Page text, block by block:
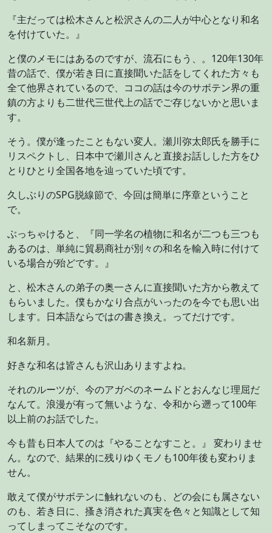
『主だっては松木さんと松沢さんの二人が中心となり和名
を付けていた。』
と僕のメモにはあるのですが、流石にもう、。120年130年
昔の話で、僕が若き日に直接聞いた話をしてくれた方々も
全て他界されているので、ココの話は今のサボテン界の重
鎮の方よりも二世代三世代上の話でご存じないかと思いま
す。
そう。僕が逢ったこともない変人。瀬川弥太郎氏を勝手に
リスペクトし、日本中で瀬川さんと直接お話しした方をひ
とりひとり全国各地を辿っていた頃です。
久しぶりのSPG脱線節で、今回は簡単に序章ということ
で。
ぶっちゃけると、『同一学名の植物に和名が二つも三つも
あるのは、単純に貿易商社が別々の和名を輸入時に付けて
いる場合が殆どです。』
と、松木さんの弟子の奥一さんに直接聞いた方から教えて
もらいました。僕もかなり合点がいったのを今でも思い出
します。日本語ならではの書き換え。ってだけです。
和名新月。
好きな和名は皆さんも沢山ありますよね。
それのルーツが、今のアガベのネームドとおんなじ理屈だ
なんて。浪漫が有って無いような、令和から遡って100年
以上前のお話でした。
今も昔も日本人てのは『やることなすこと。』 変わりませ
ん。なので、結果的に残りゆくモノも100年後も変わりま
せん。
敢えて僕がサボテンに触れないのも、どの会にも属さない
のも、若き日に、搔き消された真実を色々と知識として知
ってしまってこそなのです。